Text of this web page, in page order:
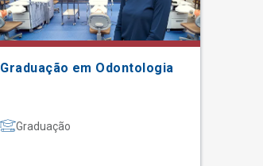
Graduação em Odontologia
Graduação